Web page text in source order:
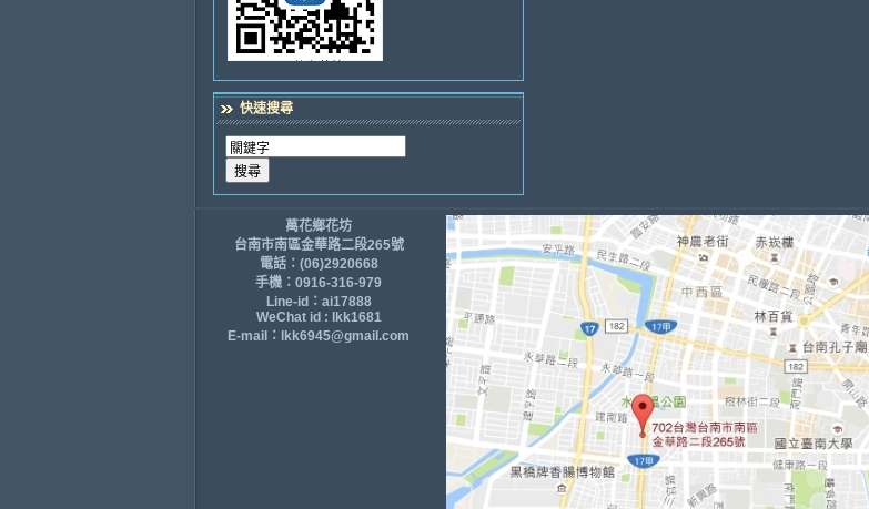
快速搜尋
萬花鄉花坊
台南市南區金華路二段265號
電話：(06)2920668
手機：0916-316-979
Line-id：ai17888
WeChat id : lkk1681
E-mail：lkk6945@gmail.com